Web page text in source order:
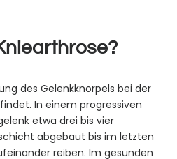
des Gelenkknorpels bei der
In einem progressiven
etwa drei bis vier
abgebaut bis im letzten
reiben. Im gesunden